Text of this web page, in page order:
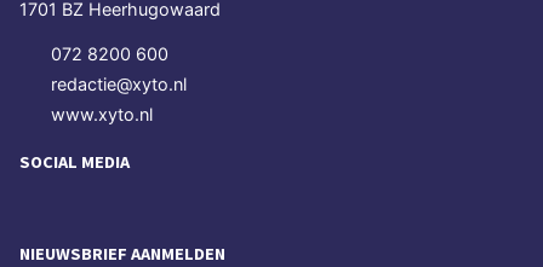
1701 BZ Heerhugowaard
072 8200 600
redactie@xyto.nl
www.xyto.nl
SOCIAL MEDIA
NIEUWSBRIEF AANMELDEN